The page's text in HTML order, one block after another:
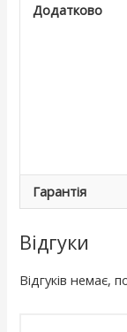
Додатково
Гарантія
Відгуки
Відгуків немає,